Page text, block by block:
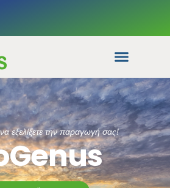
εξελίξετε την παραγωγή σας!